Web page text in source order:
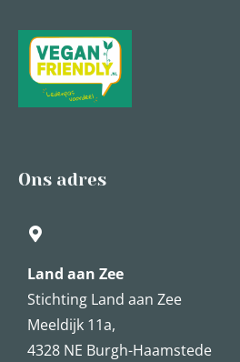
Ons adres
Land aan Zee
Stichting Land aan Zee
Meeldijk 11a,
4328 NE Burgh-Haamstede